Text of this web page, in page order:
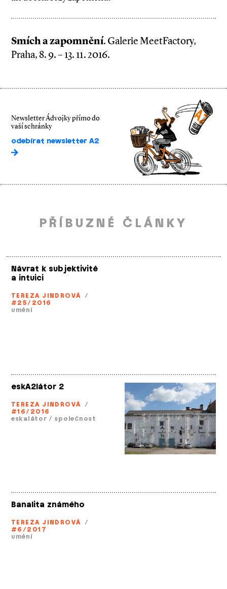
Smích a zapomnění. Galerie MeetFactory,
Praha, 8. 9. – 13. 11. 2016.
Newsletter Ádvojky přímo do
vaší schránky
odebírat newsletter A2
PŘÍBUZNÉ ČLÁNKY
Návrat k subjektivitě
a intuici
TEREZA JINDROVÁ /
#25/2016
umění
eskA2látor 2
TEREZA JINDROVÁ /
#16/2016
eskalátor / společnost
Banalita známého
TEREZA JINDROVÁ /
#6/2017
umění